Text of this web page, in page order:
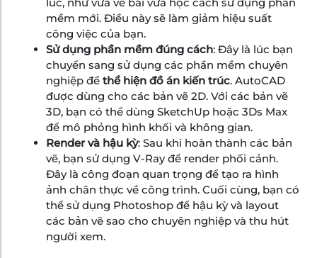
mềm mới. Điều này sẽ làm giảm hiệu suất
công việc của bạn.
Sử dụng phần mềm đúng cách: Đây là lúc bạn
chuyển sang sử dụng các phần mềm chuyên
nghiệp để thể hiện đồ án kiến trúc. AutoCAD
được dùng cho các bản vẽ 2D. Với các bản vẽ
3D, bạn có thể dùng SketchUp hoặc 3Ds Max
để mô phỏng hình khối và không gian.
Render và hậu kỳ: Sau khi hoàn thành các bản
vẽ, bạn sử dụng V-Ray để render phối cảnh.
Đây là công đoạn quan trọng để tạo ra hình
ảnh chân thực về công trình. Cuối cùng, bạn có
thể sử dụng Photoshop để hậu kỳ và layout
các bản vẽ sao cho chuyên nghiệp và thu hút
người xem.